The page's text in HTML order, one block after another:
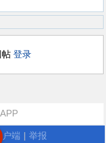
帖 登录
户端 | 举报